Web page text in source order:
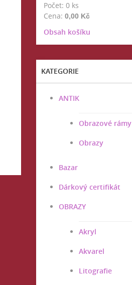
Počet: 0 ks
Cena: 0,00 Kč
Obsah košíku
KATEGORIE
ANTIK
Obrazové rámy
Obrazy
Bazar
Dárkový certifikát
OBRAZY
Akryl
Akvarel
Litografie